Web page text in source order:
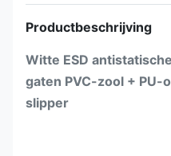
Productbeschrijving
Witte ESD
gaten PVC-zool +
slipper